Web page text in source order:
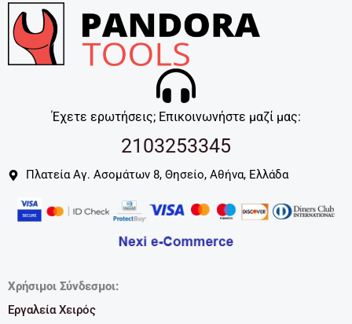
Έχετε ερωτήσεις; Επικοινωνήστε μαζί μας:
2103253345
Πλατεία Αγ. Ασομάτων 8, Θησείο, Αθήνα, Ελλάδα
Χρήσιμοι Σύνδεσμοι:
Εργαλεία Χειρός